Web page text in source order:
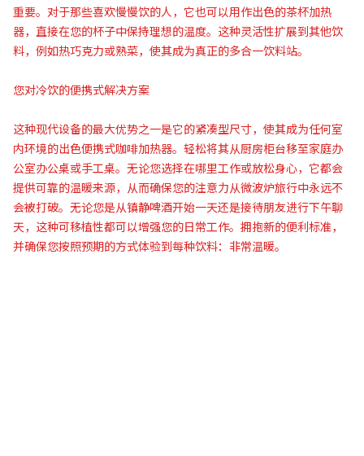
重要。对于那些喜欢慢慢饮的人，它也可以用作出色的茶杯加热
器，直接在您的杯子中保持理想的温度。这种灵活性扩展到其他饮
料，例如热巧克力或熟菜，使其成为真正的多合一饮料站。
您对冷饮的便携式解决方案
这种现代设备的最大优势之一是它的紧凑型尺寸，使其成为任何室
内环境的出色便携式咖啡加热器。轻松将其从厨房柜台移至家庭办
公室办公桌或手工桌。无论您选择在哪里工作或放松身心，它都会
提供可靠的温暖来源，从而确保您的注意力从微波炉旅行中永远不
会被打破。无论您是从镇静啤酒开始一天还是接待朋友进行下午聊
天，这种可移植性都可以增强您的日常工作。拥抱新的便利标准，
并确保您按照预期的方式体验到每种饮料：非常温暖。